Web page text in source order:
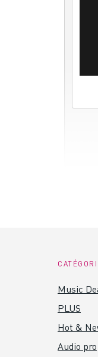
Music
PLUS
Hot &
Audio pro